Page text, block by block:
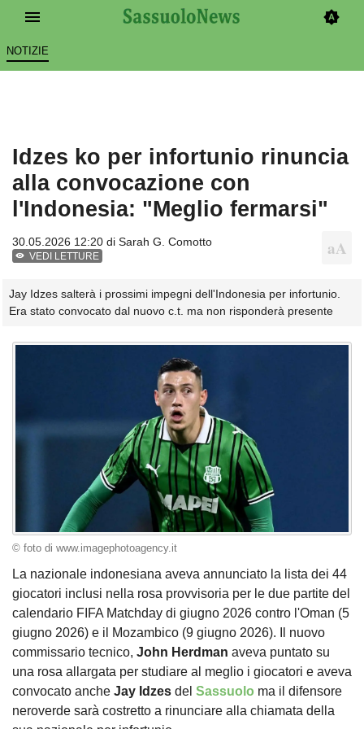
NOTIZIE
Idzes ko per infortunio rinuncia
alla convocazione con
l'Indonesia: "Meglio fermarsi"
30.05.2026 12:20 di Sarah G. Comotto
VEDI LETTURE
Jay Idzes salterà i prossimi impegni dell'Indonesia per infortunio.
Era stato convocato dal nuovo c.t. ma non risponderà presente
© foto di www.imagephotoagency.it
La nazionale indonesiana aveva annunciato la lista dei 44
giocatori inclusi nella rosa provvisoria per le due partite del
calendario FIFA Matchday di giugno 2026 contro l'Oman (5
giugno 2026) e il Mozambico (9 giugno 2026). Il nuovo
commissario tecnico, John Herdman aveva puntato su
una rosa allargata per studiare al meglio i giocatori e aveva
convocato anche Jay Idzes del Sassuolo ma il difensore
neroverde sarà costretto a rinunciare alla chiamata della